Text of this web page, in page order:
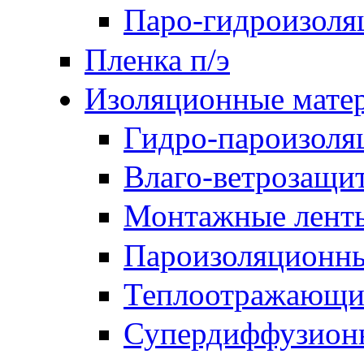
Паро-
Пленка п/э
Изоляционные
Гидро-
Влаго-
Монтажные